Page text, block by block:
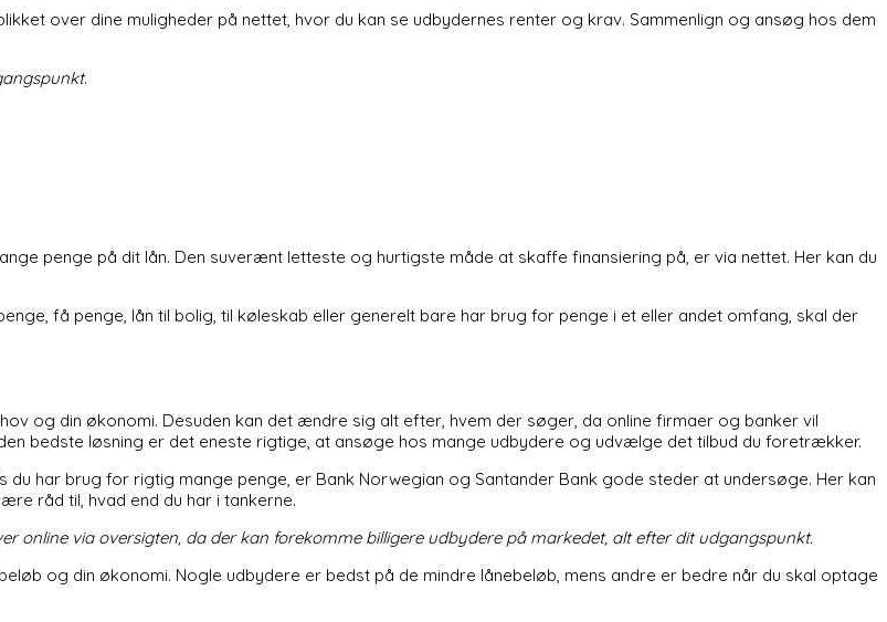
over dine muligheder på nettet, hvor du kan se udbydernes renter og krav. Sammenlign og ansøg hos dem
.
penge på dit lån. Den suverænt letteste og hurtigste måde at skaffe finansiering på, er via nettet. Her kan du
få penge, lån til bolig, til køleskab eller generelt bare har brug for penge i et eller andet omfang, skal der
og din økonomi. Desuden kan det ændre sig alt efter, hvem der søger, da online firmaer og banker vil
bedste løsning er det eneste rigtige, at ansøge hos mange udbydere og udvælge det tilbud du foretrækker.
har brug for rigtig mange penge, er Bank Norwegian og Santander Bank gode steder at undersøge. Her kan
råd til, hvad end du har i tankerne.
online via oversigten, da der kan forekomme billigere udbydere på markedet, alt efter dit udgangspunkt.
og din økonomi. Nogle udbydere er bedst på de mindre lånebeløb, mens andre er bedre når du skal optage